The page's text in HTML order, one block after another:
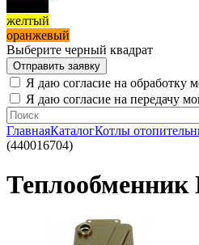
желтый
оранжевый
Выберите черный квадрат
Я даю согласие на обработку
Я даю согласие на передачу
ГлавнаяКаталогКотлы
(440016704)
Теплообменник